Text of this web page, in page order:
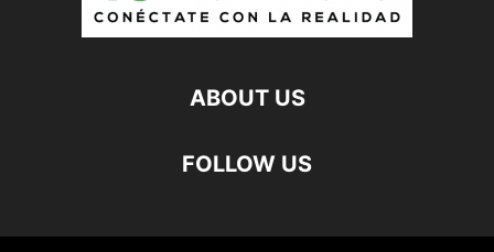
ABOUT US
FOLLOW US